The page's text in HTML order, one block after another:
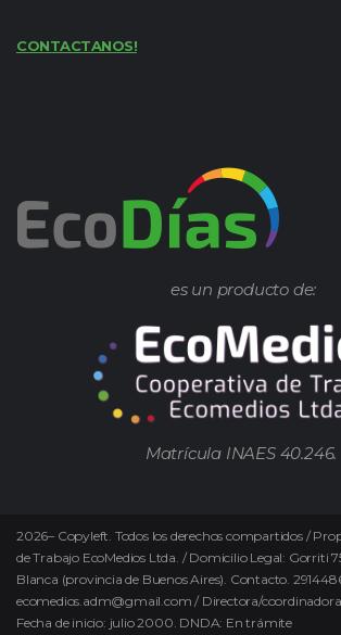
CONTACTANOS!
es un producto de:
Matrícula INAES 40.246.
2026– Copyleft. Todos los derechos compartidos /
de Trabajo EcoMedios Ltda. / Domicilio Legal: Gorriti
Blanca (provincia de Buenos Aires). Contacto.
ecomedios.adm@gmail.com / Directora/
Fecha de inicio: julio 2000. DNDA: En trámite